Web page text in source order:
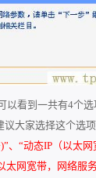
以看到一共有4个
议大家选择这个选
、“动态IP（以太
太网宽带，网络服